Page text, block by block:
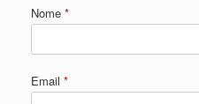
Nome *
Email *